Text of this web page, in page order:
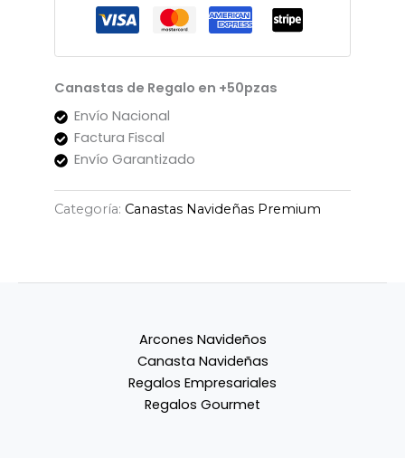
Canastas de Regalo en +50pzas
Envío Nacional
Factura Fiscal
Envío Garantizado
Categoría: Canastas Navideñas Premium
Arcones Navideños
Canasta Navideñas
Regalos Empresariales
Regalos Gourmet